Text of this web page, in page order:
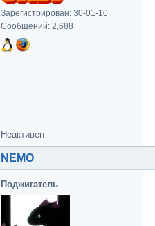
Зарегистрирован: 30-01-10
Сообщений: 2,688
Неактивен
NEMO
Поджигатель